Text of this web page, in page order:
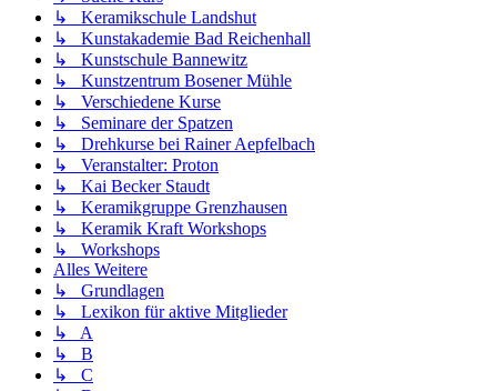
↳ Keramikschule Landshut
↳ Kunstakademie Bad Reichenhall
↳ Kunstschule Bannewitz
↳ Kunstzentrum Bosener Mühle
↳ Verschiedene Kurse
↳ Seminare der Spatzen
↳ Drehkurse bei Rainer Aepfelbach
↳ Veranstalter: Proton
↳ Kai Becker Staudt
↳ Keramikgruppe Grenzhausen
↳ Keramik Kraft Workshops
↳ Workshops
Alles Weitere
↳ Grundlagen
↳ Lexikon für aktive Mitglieder
↳ A
↳ B
↳ C